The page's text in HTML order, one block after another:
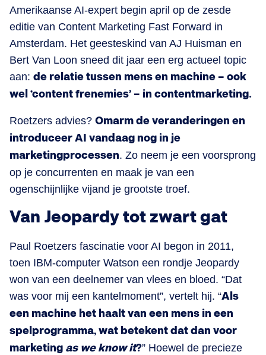
Amerikaanse AI-expert begin april op de zesde
editie van Content Marketing Fast Forward in
Amsterdam. Het geesteskind van AJ Huisman en
Bert Van Loon sneed dit jaar een erg actueel topic
aan: de relatie tussen mens en machine – ook
wel ‘content frenemies’ – in contentmarketing.
Roetzers advies? Omarm de veranderingen en
introduceer AI vandaag nog in je
marketingprocessen. Zo neem je een voorsprong
op je concurrenten en maak je van een
ogenschijnlijke vijand je grootste troef.
Van Jeopardy tot zwart gat
Paul Roetzers fascinatie voor AI begon in 2011,
toen IBM-computer Watson een rondje Jeopardy
won van een deelnemer van vlees en bloed. “Dat
was voor mij een kantelmoment”, vertelt hij. “Als
een machine het haalt van een mens in een
spelprogramma, wat betekent dat dan voor
marketing as we know it?” Hoewel de precieze